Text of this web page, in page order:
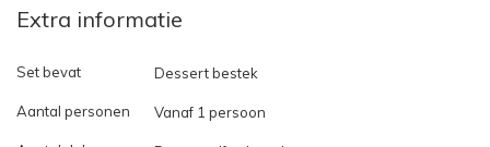
Extra informatie
Set bevat Dessert bestek
Aantal personen Vanaf 1 persoon